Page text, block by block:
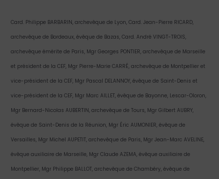
Card. Philippe BARBARIN, archevêque de Lyon, Card. Jean-Pierre RICARD,
archevêque de Bordeaux, évêque de Bazas, Card. André VINGT-TROIS,
archevêque émérite de Paris, Mgr Georges PONTIER, archevêque de Marseille
et président de la CEF, Mgr Pierre-Marie CARRÉ, archevêque de Montpellier et
vice-président de la CEF, Mgr Pascal DELANNOY, évêque de Saint-Denis et
vice-président de la CEF, Mgr Marc AILLET, évêque de Bayonne, Lescar-Oloron,
Mgr Bernard-Nicolas AUBERTIN, archevêque de Tours, Mgr Gilbert AUBRY,
évêque de Saint-Denis de la Réunion, Mgr Éric AUMONIER, évêque de
Versailles, Mgr Michel AUPETIT, archevêque de Paris, Mgr Jean-Marc AVELINE,
évêque auxiliaire de Marseille, Mgr Claude AZEMA, évêque auxiliaire de
Montpellier, Mgr Philippe BALLOT, archevêque de Chambéry, évêque de